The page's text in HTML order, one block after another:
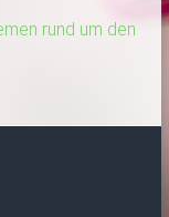
rund um den